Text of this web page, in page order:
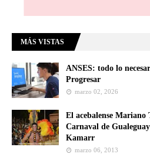
MÁS VISTAS
ANSES: todo lo
Progresar
marzo 02, 2026
El acebalense Mariano
Carnaval de
Kamarr
marzo 06, 2013